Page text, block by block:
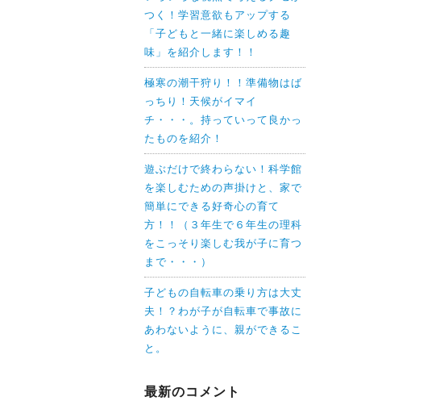
つく！学習意欲もアップする
「子どもと一緒に楽しめる趣
味」を紹介します！！
極寒の潮干狩り！！準備物はば
っちり！天候がイマイ
チ・・・。持っていって良かっ
たものを紹介！
遊ぶだけで終わらない！科学館
を楽しむための声掛けと、家で
簡単にできる好奇心の育て
方！！（３年生で６年生の理科
をこっそり楽しむ我が子に育つ
まで・・・）
子どもの自転車の乗り方は大丈
夫！？わが子が自転車で事故に
あわないように、親ができるこ
と。
最新のコメント